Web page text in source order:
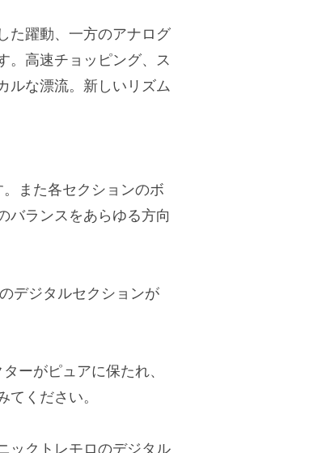
た躍動、一方のアナログ
。高速チョッピング、ス
ルな漂流。新しいリズム
また各セクションのボ
バランスをあらゆる方向
デジタルセクションが
ーがピュアに保たれ、
ください。
ックトレモロのデジタル